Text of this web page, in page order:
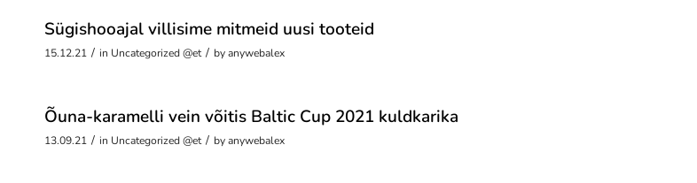
Sügishooajal villisime mitmeid uusi tooteid
15.12.21 / in Uncategorized @et / byanywebalex
Õuna-karamelli vein võitis Baltic Cup 2021 kuldkarika
13.09.21 / in Uncategorized @et / byanywebalex